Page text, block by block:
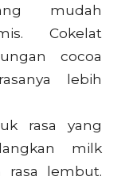
mudah
Cokelat
cocoa
lebih
rasa yang
milk
rasa lembut.